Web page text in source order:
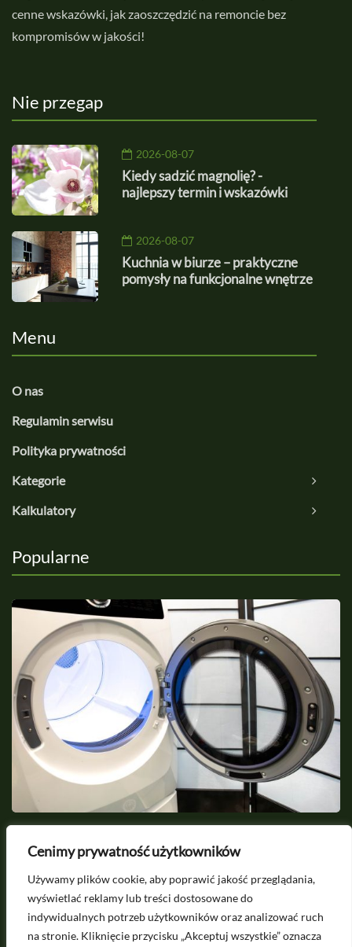
Cenimy prywatność użytkowników
Używamy plików cookie, aby poprawić jakość przeglądania,
wyświetlać reklamy lub treści dostosowane do
indywidualnych potrzeb użytkowników oraz analizować ruch
na stronie. Kliknięcie przycisku „Akceptuj wszystkie” oznacza
cenne wskazówki, jak zaoszczędzić na remoncie bez
kompromisów w jakości!
Nie przegap
2026-08-07
Kiedy sadzić magnolię? -
najlepszy termin i wskazówki
2026-08-07
Kuchnia w biurze – praktyczne
pomysły na funkcjonalne wnętrze
Menu
O nas
Regulamin serwisu
Polityka prywatności
Kategorie
Kalkulatory
Popularne
2026-06-14
sprzętu na podwyższeniu